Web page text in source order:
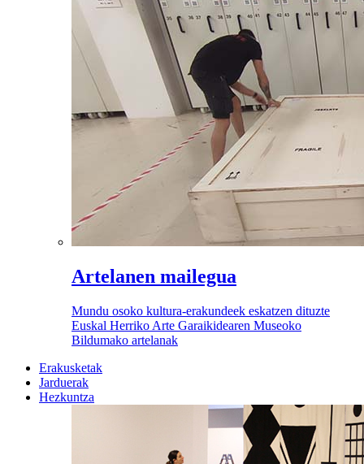
Artelanen mailegua
Mundu osoko kultura-erakundeek eskatzen dituzte
Euskal Herriko Arte Garaikidearen Museoko
Bildumako artelanak
Erakusketak
Jarduerak
Hezkuntza